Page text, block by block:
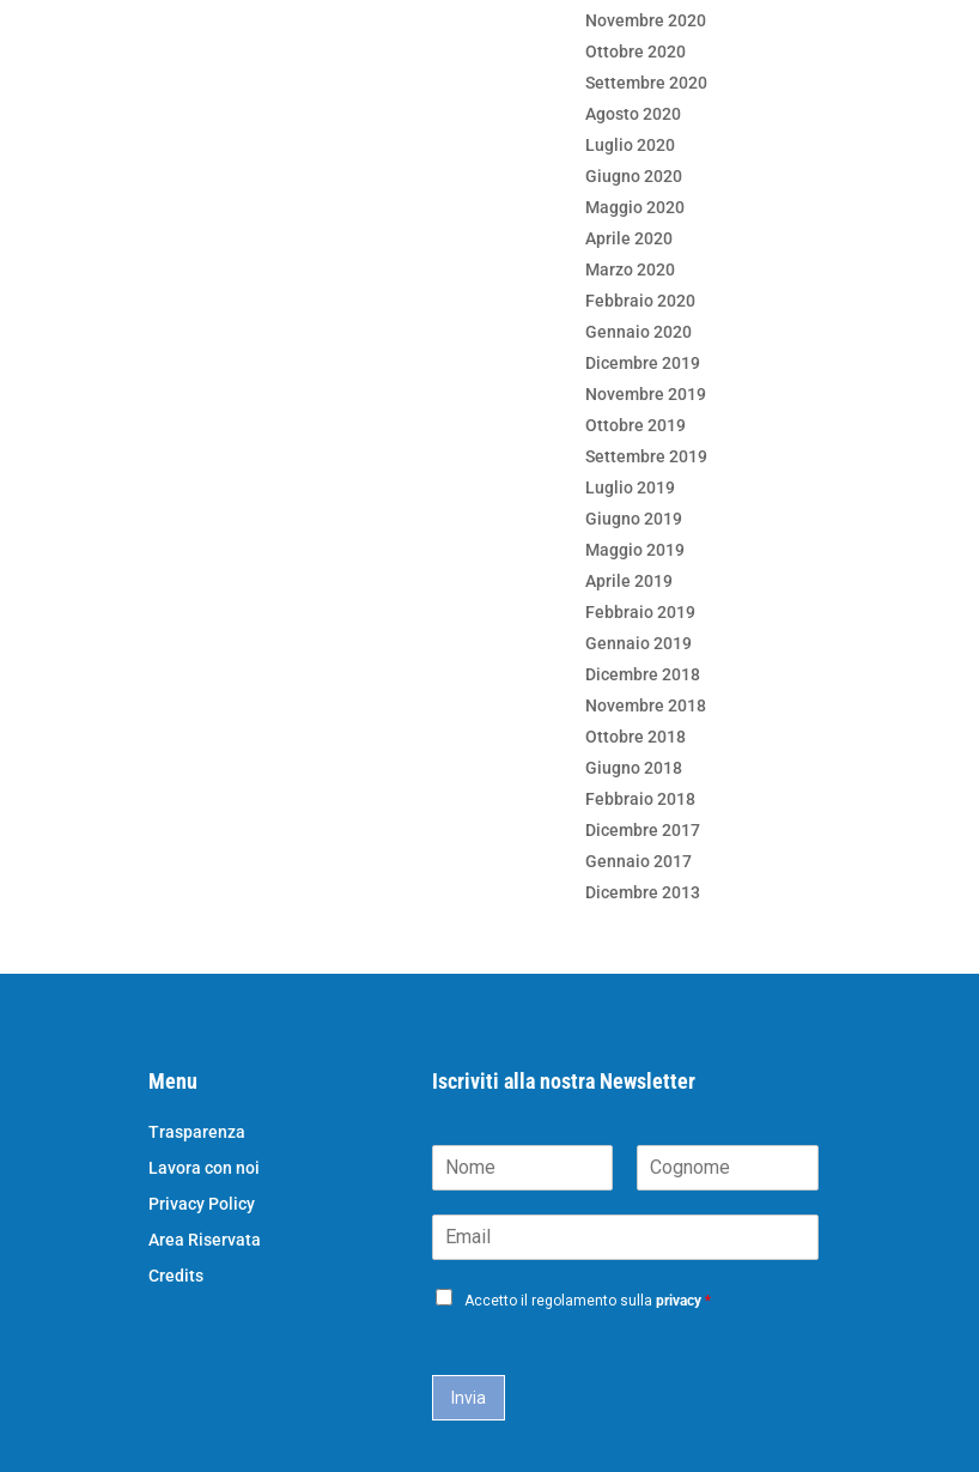
Novembre 2020
Ottobre 2020
Settembre 2020
Agosto 2020
Luglio 2020
Giugno 2020
Maggio 2020
Aprile 2020
Marzo 2020
Febbraio 2020
Gennaio 2020
Dicembre 2019
Novembre 2019
Ottobre 2019
Settembre 2019
Luglio 2019
Giugno 2019
Maggio 2019
Aprile 2019
Febbraio 2019
Gennaio 2019
Dicembre 2018
Novembre 2018
Ottobre 2018
Giugno 2018
Febbraio 2018
Dicembre 2017
Gennaio 2017
Dicembre 2013
Menu
Trasparenza
Lavora con noi
Privacy Policy
Area Riservata
Credits
Iscriviti alla nostra Newsletter
o
e
o
n
m
m
P
Accetto il regolamento sulla privacy *
Invia